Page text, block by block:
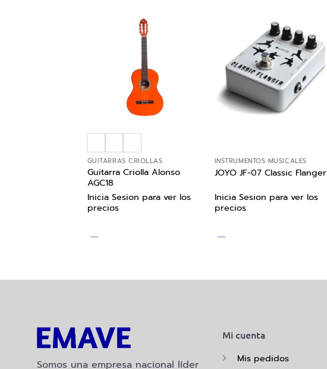
GUITARRAS CRIOLLAS
Guitarra Criolla Alonso
AGC18
Inicia Sesion para ver los
precios
INSTRUMENTOS MUSICALES
JOYO JF-07 Classic Flanger
Inicia Sesion para ver los
precios
Somos una empresa nacional líder
Mi cuenta
Mis pedidos